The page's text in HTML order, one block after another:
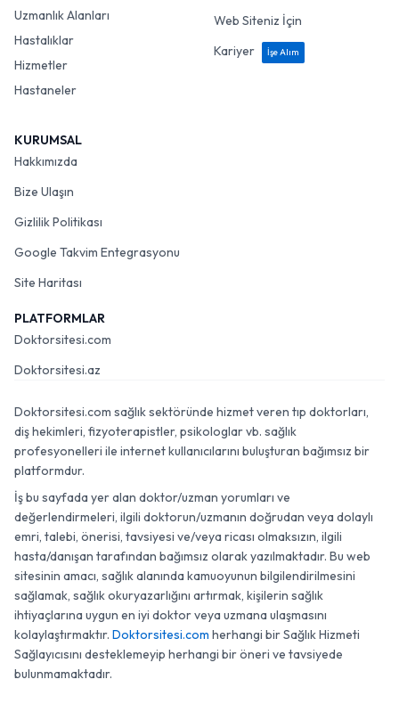
Uzmanlık Alanları
Hastalıklar
Hizmetler
Hastaneler
Web Siteniz İçin
Kariyer
İşe Alım
KURUMSAL
Hakkımızda
Bize Ulaşın
Gizlilik Politikası
Google Takvim Entegrasyonu
Site Haritası
PLATFORMLAR
Doktorsitesi.com
Doktorsitesi.az
Doktorsitesi.com sağlık sektöründe hizmet veren tıp doktorları,
diş hekimleri, fizyoterapistler, psikologlar vb. sağlık
profesyonelleri ile internet kullanıcılarını buluşturan bağımsız bir
platformdur.
İş bu sayfada yer alan doktor/uzman yorumları ve
değerlendirmeleri, ilgili doktorun/uzmanın doğrudan veya dolaylı
emri, talebi, önerisi, tavsiyesi ve/veya ricası olmaksızın, ilgili
hasta/danışan tarafından bağımsız olarak yazılmaktadır. Bu web
sitesinin amacı, sağlık alanında kamuoyunun bilgilendirilmesini
sağlamak, sağlık okuryazarlığını artırmak, kişilerin sağlık
ihtiyaçlarına uygun en iyi doktor veya uzmana ulaşmasını
kolaylaştırmaktır. Doktorsitesi.com herhangi bir Sağlık Hizmeti
Sağlayıcısını desteklemeyip herhangi bir öneri ve tavsiyede
bulunmamaktadır.